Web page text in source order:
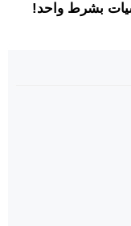
بشرط واحد!